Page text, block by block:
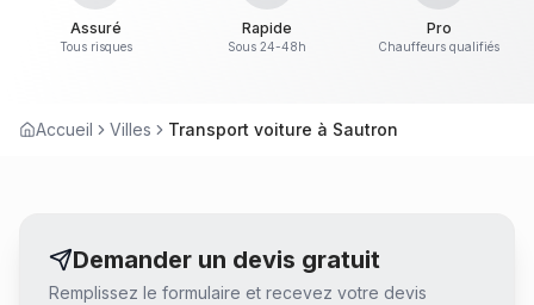
Assuré
Tous risques
Rapide
Sous 24-48h
Pro
Chauffeurs qualifiés
Accueil Villes Transport voiture à Sautron
Demander un devis gratuit
Remplissez le formulaire et recevez votre devis